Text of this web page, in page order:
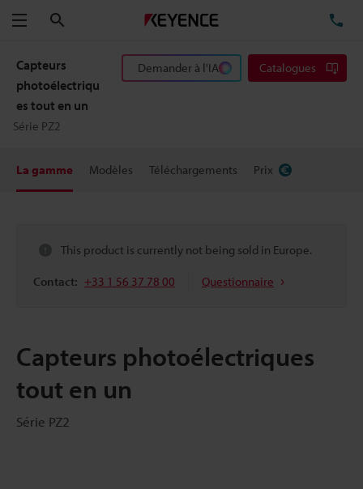
Menu
Capteurs
photoélectriqu
es tout en un
Série PZ2
Demander à l'IA Catalogues
La gamme Modèles Téléchargements Prix
This product is currently not being sold in Europe.
Contact: +33 1 56 37 78 00 Questionnaire
Capteurs photoélectriques
tout en un
Série PZ2